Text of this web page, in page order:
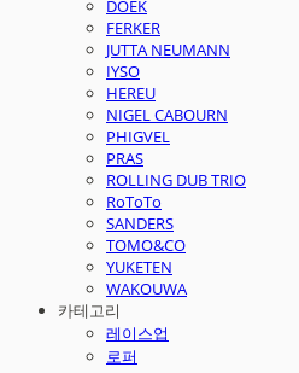
DOEK
FERKER
JUTTA NEUMANN
IYSO
HEREU
NIGEL CABOURN
PHIGVEL
PRAS
ROLLING DUB TRIO
RoToTo
SANDERS
TOMO&CO
YUKETEN
WAKOUWA
카테고리
레이스업
로퍼